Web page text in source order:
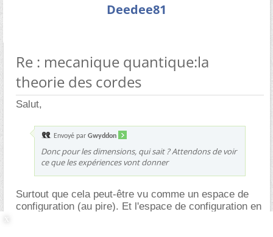
Deedee81
Re : mecanique quantique:la
theorie des cordes
Salut,
Envoyé par Gwyddon
Donc pour les dimensions, qui sait ? Attendons de voir
ce que les expériences vont donner
Surtout que cela peut-être vu comme un espace de
configuration (au pire). Et l'espace de configuration en